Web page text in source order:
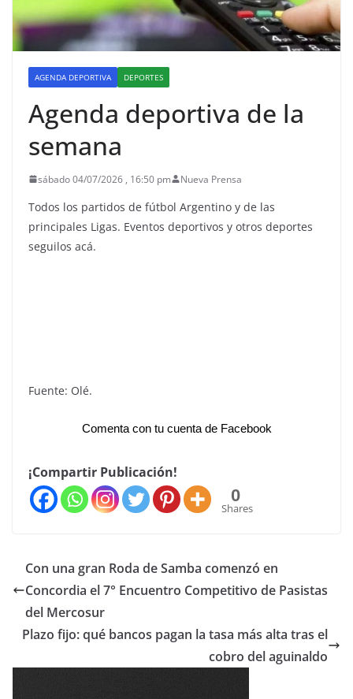
AGENDA DEPORTIVA DEPORTES
Agenda deportiva de la
semana
sábado 04/07/2026 , 16:50 pm Nueva Prensa
Todos los partidos de fútbol Argentino y de las
principales Ligas. Eventos deportivos y otros deportes
seguilos acá.
Fuente: Olé.
Comenta con tu cuenta de Facebook
¡Compartir Publicación!
0
Shares
Con una gran Roda de Samba comenzó en
Concordia el 7° Encuentro Competitivo de Pasistas
del Mercosur
Plazo fijo: qué bancos pagan la tasa más alta tras el
cobro del aguinaldo